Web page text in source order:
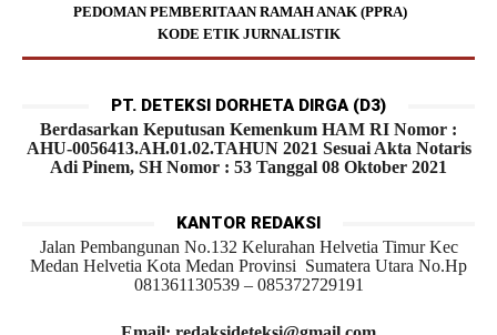
PEDOMAN PEMBERITAAN RAMAH ANAK (PPRA)
KODE ETIK JURNALISTIK
PT. DETEKSI DORHETA DIRGA (D3)
Berdasarkan Keputusan Kemenkum HAM RI Nomor :
AHU-0056413.AH.01.02.TAHUN 2021 Sesuai Akta Notaris
Adi Pinem, SH Nomor : 53 Tanggal 08 Oktober 2021
KANTOR REDAKSI
Jalan Pembangunan No.132 Kelurahan Helvetia Timur Kec
Medan Helvetia Kota Medan Provinsi Sumatera Utara No.Hp
081361130539 – 085372729191